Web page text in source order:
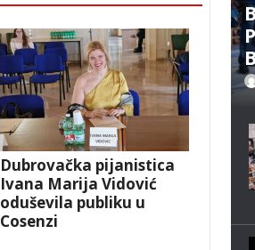
Dubrovačka pijanistica
Ivana Marija Vidović
oduševila publiku u
Cosenzi